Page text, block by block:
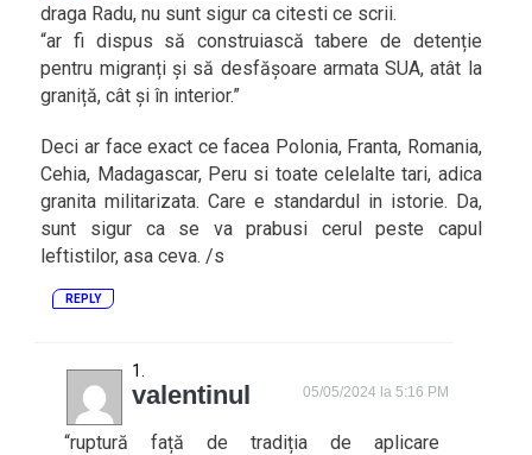
draga Radu, nu sunt sigur ca citesti ce scrii.
“ar fi dispus să construiască tabere de detenție
pentru migranți și să desfășoare armata SUA, atât la
graniță, cât și în interior.”
Deci ar face exact ce facea Polonia, Franta, Romania,
Cehia, Madagascar, Peru si toate celelalte tari, adica
granita militarizata. Care e standardul in istorie. Da,
sunt sigur ca se va prabusi cerul peste capul
leftistilor, asa ceva. /s
REPLY
valentinul 05/05/2024 la 5:16 PM
“ruptură față de tradiția de aplicare